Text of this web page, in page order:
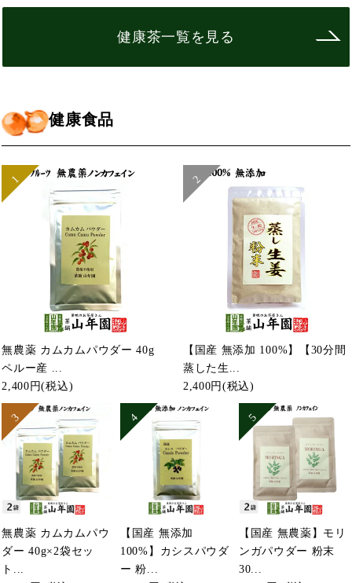
健康茶一覧を見る
健康食品
無農薬 カムカムパウダー 40g
ペルー産 ...
2,400円(税込)
【国産 無添加 100%】【30分間
蒸した生...
2,400円(税込)
無農薬 カムカムパウ
ダー 40g×2袋セッ
ト...
【国産 無添加
100%】カシスパウダ
ー 粉...
【国産 無農薬】モリ
ンガパウダー 粉末
30...